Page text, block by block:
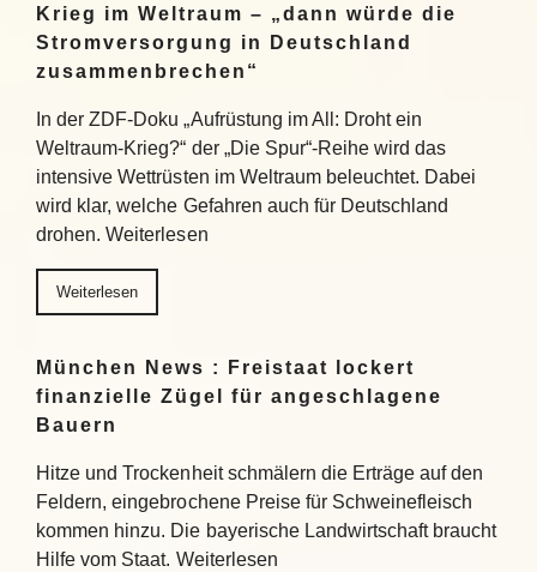
Krieg im Weltraum – „dann würde die
Stromversorgung in Deutschland
zusammenbrechen“
In der ZDF-Doku „Aufrüstung im All: Droht ein
Weltraum-Krieg?“ der „Die Spur“-Reihe wird das
intensive Wettrüsten im Weltraum beleuchtet. Dabei
wird klar, welche Gefahren auch für Deutschland
drohen. Weiterlesen
Weiterlesen
München News : Freistaat lockert
finanzielle Zügel für angeschlagene
Bauern
Hitze und Trockenheit schmälern die Erträge auf den
Feldern, eingebrochene Preise für Schweinefleisch
kommen hinzu. Die bayerische Landwirtschaft braucht
Hilfe vom Staat. Weiterlesen